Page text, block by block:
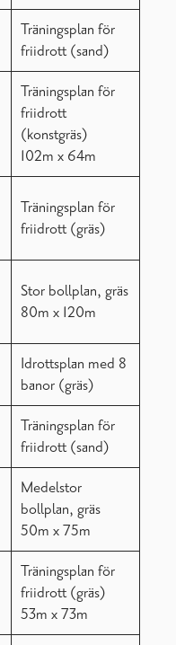
Träningsplan för
friidrott (sand)
Träningsplan för
friidrott
(konstgräs)
102m x 64m
Träningsplan för
friidrott (gräs)
Stor bollplan, gräs
80m x 120m
Idrottsplan med 8
banor (gräs)
Träningsplan för
friidrott (sand)
Medelstor
bollplan, gräs
50m x 75m
Träningsplan för
friidrott (gräs)
53m x 73m